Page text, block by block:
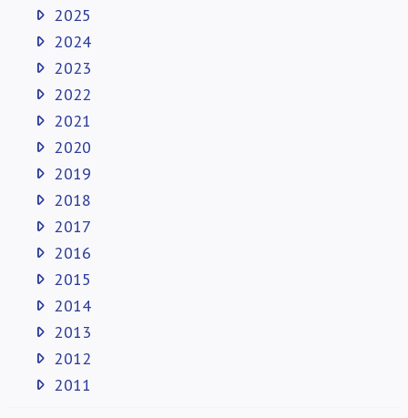
2025
2024
2023
2022
2021
2020
2019
2018
2017
2016
2015
2014
2013
2012
2011